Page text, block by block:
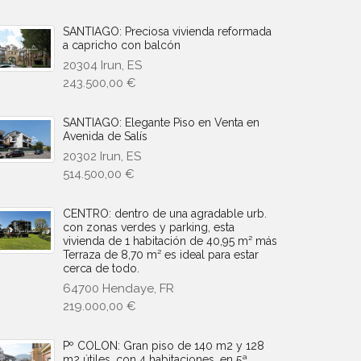
SANTIAGO: Preciosa vivienda reformada
a capricho con balcón
20304 Irun, ES
243.500,00 €
SANTIAGO: Elegante Piso en Venta en
Avenida de Salís
20302 Irun, ES
514.500,00 €
CENTRO: dentro de una agradable urb.
con zonas verdes y parking, esta
vivienda de 1 habitación de 40,95 m² más
Terraza de 8,70 m² es ideal para estar
cerca de todo.
64700 Hendaye, FR
219.000,00 €
Pº COLON: Gran piso de 140 m2 y 128